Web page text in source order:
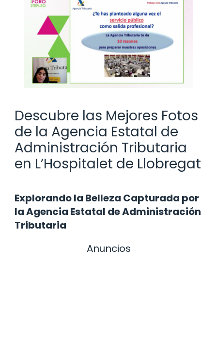
Descubre las Mejores Fotos
de la Agencia Estatal de
Administración Tributaria
en L’Hospitalet de Llobregat
Explorando la Belleza Capturada por
la Agencia Estatal de Administración
Tributaria
Anuncios